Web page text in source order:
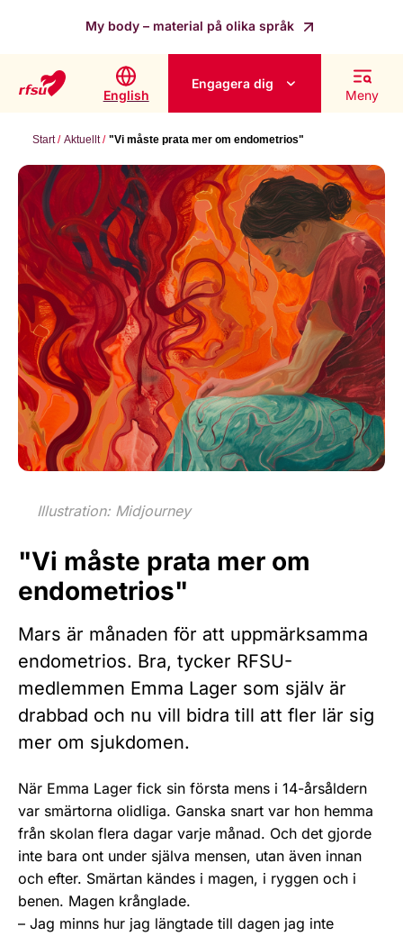
My body – material på olika språk
English
Engagera dig
Meny
Start Aktuellt "Vi måste prata mer om endometrios"
Illustration: Midjourney
"Vi måste prata mer om
endometrios"
Mars är månaden för att uppmärksamma
endometrios. Bra, tycker RFSU-
medlemmen Emma Lager som själv är
drabbad och nu vill bidra till att fler lär sig
mer om sjukdomen.
När Emma Lager fick sin första mens i 14-årsåldern
var smärtorna olidliga. Ganska snart var hon hemma
från skolan flera dagar varje månad. Och det gjorde
inte bara ont under själva mensen, utan även innan
och efter. Smärtan kändes i magen, i ryggen och i
benen. Magen krånglade.
– Jag minns hur jag längtade till dagen jag inte